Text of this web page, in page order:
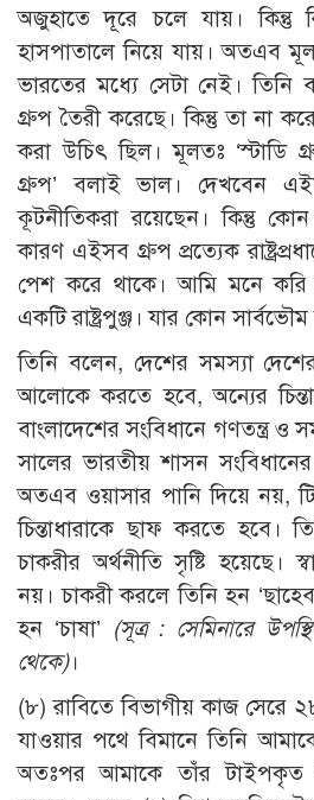
অজুহাতে দূরে চলে যায়। কিন্তু
হাসপাতালে নিয়ে যায়। অতএব
ভারতের মধ্যে সেটা নেই। তিনি
গ্রুপ তৈরী করেছে। কিন্তু তা না
করা উচিৎ ছিল। মূলতঃ ‘স্টাডি
গ্রুপ’ বলাই ভাল। দেখবেন
কূটনীতিকরা রয়েছেন। কিন্তু কোন
কারণ এইসব গ্রুপ প্রত্যেক
পেশ করে থাকে। আমি মনে করি
একটি রাষ্ট্রপুঞ্জ। যার কোন
তিনি বলেন, দেশের সমস্যা দেশের
আলোকে করতে হবে, অন্যের
বাংলাদেশের সংবিধানে গণতন্ত্র ও
সালের ভারতীয় শাসন
অতএব ওয়াসার পানি দিয়ে নয়,
চিন্তাধারাকে ছাফ করতে হবে।
চাকরীর অর্থনীতি সৃষ্টি হয়েছে।
নয়। চাকরী করলে তিনি হন
হন ‘চাষা’ (সূত্র : সেমিনারে
থেকে)।
(৮) রাবিতে বিভাগীয় কাজ সেরে
যাওয়ার পথে বিমানে তিনি
অতঃপর আমাকে তাঁর টাইপকৃত